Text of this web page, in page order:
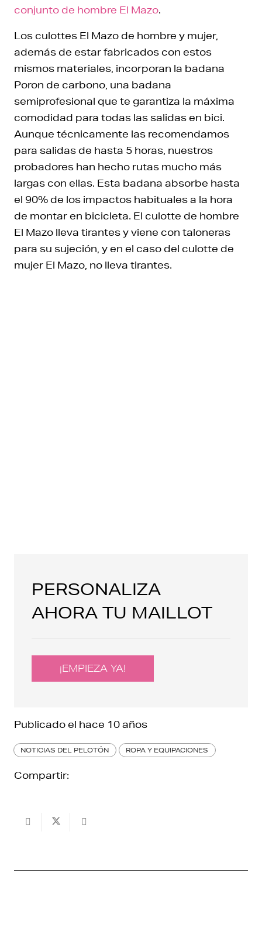
conjunto de hombre El Mazo.
Los culottes El Mazo de hombre y mujer,
además de estar fabricados con estos
mismos materiales, incorporan la badana
Poron de carbono, una badana
semiprofesional que te garantiza la máxima
comodidad para todas las salidas en bici.
Aunque técnicamente las recomendamos
para salidas de hasta 5 horas, nuestros
probadores han hecho rutas mucho más
largas con ellas. Esta badana absorbe hasta
el 90% de los impactos habituales a la hora
de montar en bicicleta. El culotte de hombre
El Mazo lleva tirantes y viene con taloneras
para su sujeción, y en el caso del culotte de
mujer El Mazo, no lleva tirantes.
PERSONALIZA
AHORA TU MAILLOT
¡EMPIEZA YA!
Publicado el hace 10 años
NOTICIAS DEL PELOTÓN ROPA Y EQUIPACIONES
Compartir: